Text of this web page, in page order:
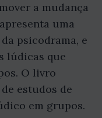
a mudança
uma
psicodrama, e
lúdicas que
O livro
estudos de
em grupos.